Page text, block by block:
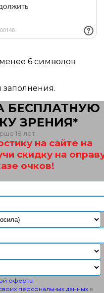
6 символов
заполнения.
БЕСПЛАТНУЮ
ЗРЕНИЯ*
18 лет
на сайте на
скидку на
очков!
оферты
персональных данных в